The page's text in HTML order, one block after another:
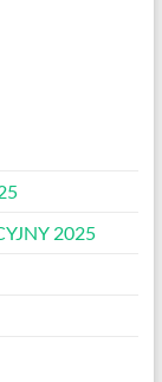
2025